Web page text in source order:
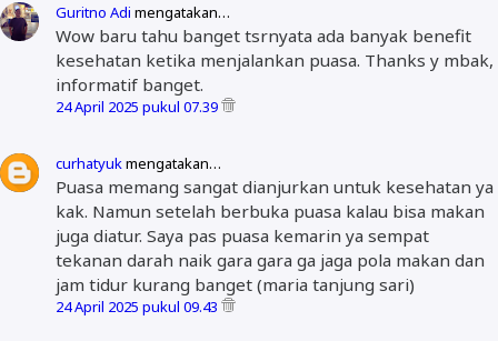
Guritno Adi mengatakan…
Wow baru tahu banget tsrnyata ada banyak benefit
kesehatan ketika menjalankan puasa. Thanks y mbak,
informatif banget.
24 April 2025 pukul 07.39
curhatyukmengatakan…
Puasa memang sangat dianjurkan untuk kesehatan ya
kak. Namun setelah berbuka puasa kalau bisa makan
juga diatur. Saya pas puasa kemarin ya sempat
tekanan darah naik gara gara ga jaga pola makan dan
jam tidur kurang banget (maria tanjung sari)
24 April 2025 pukul 09.43